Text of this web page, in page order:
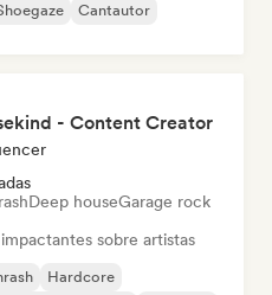
Cantautor
- Content Creator
Deep houseGarage rock
sobre artistas
Hardcore